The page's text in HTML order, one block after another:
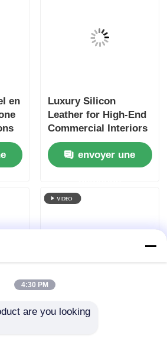
en
Luxury Silicon
Leather for High-End
Commercial Interiors
- 1.6mm, coated
Backing, OEM
envoyer une
spot goods 1.6mm
Silicon Synthetic
4:30 PM
are you looking